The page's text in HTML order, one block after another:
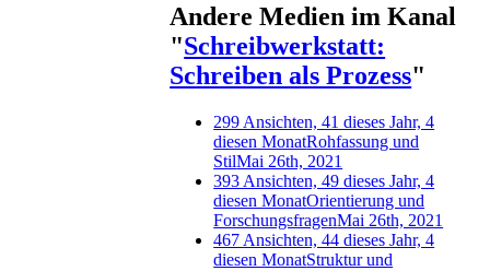
Andere Medien im Kanal
"Schreibwerkstatt:
Schreiben als Prozess"
299 Ansichten, 41 dieses Jahr, 4
diesen MonatRohfassung und
StilMai 26th, 2021
393 Ansichten, 49 dieses Jahr, 4
diesen MonatOrientierung und
ForschungsfragenMai 26th, 2021
467 Ansichten, 44 dieses Jahr, 4
diesen MonatStruktur und